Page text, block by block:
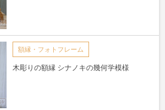
額縁・フォトフレーム
木彫りの額縁 シナノキの幾何学模様